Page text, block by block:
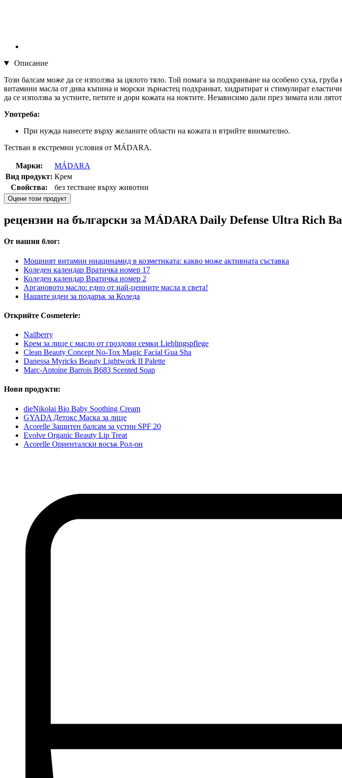
Описание
Този балсам може да се използва за цялото тяло. Той помага за подхранване на особено суха,
витамини масла от дива къпина и морски зърнастец подхранват, хидратират и стимулират
да се използва за устните, петите и дори кожата на ноктите. Независимо дали през зимата или
Употреба:
При нужда нанесете върху желаните области на кожата и втрийте внимателно.
Тестван в екстремни условия от MÁDARA.
Марки:
MÁDARA
Вид продукт: Крем
Свойства:
без тестване върху животни
Оцени този продукт
рецензии на български за MÁDARA Daily Defense Ultra Rich
От нашия блог:
Мощният витамин ниацинамид в козметиката: какво може активната съставка
Коледен календар Вратичка номер 17
Коледен календар Вратичка номер 2
Аргановото масло: едно от най-ценните масла в света!
Нашите идеи за подарък за Коледа
Открийте Cosmeterie:
Nailberry
Крем за лице с масло от гроздови семки Lieblingspflege
Clean Beauty Concept No-Tox Magic Facial Gua Sha
Danessa Myricks Beauty Lightwork II Palette
Marc-Antoine Barrois B683 Scented Soap
Нови продукти:
dieNikolai Bio Baby Soothing Cream
GYADA Детокс Маска за лице
Acorelle Защитен балсам за устни SPF 20
Evolve Organic Beauty Lip Treat
Acorelle Ориенталски восък Рол-он